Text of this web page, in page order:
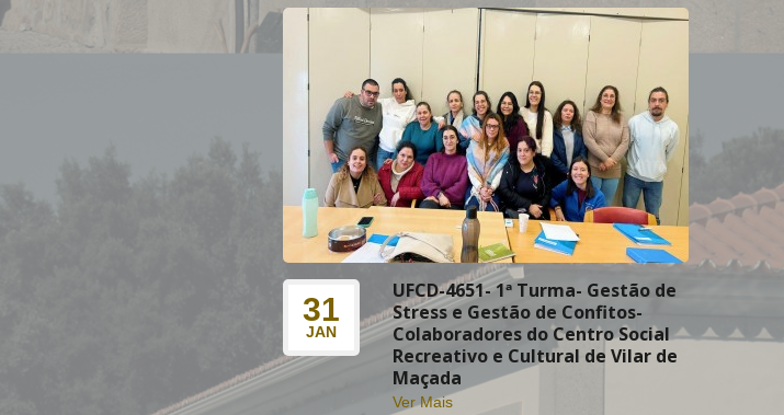
31
JAN
UFCD-4651- 1ª Turma- Gestão de
Stress e Gestão de Confitos-
Colaboradores do Centro Social
Recreativo e Cultural de Vilar de
Maçada
Ver Mais